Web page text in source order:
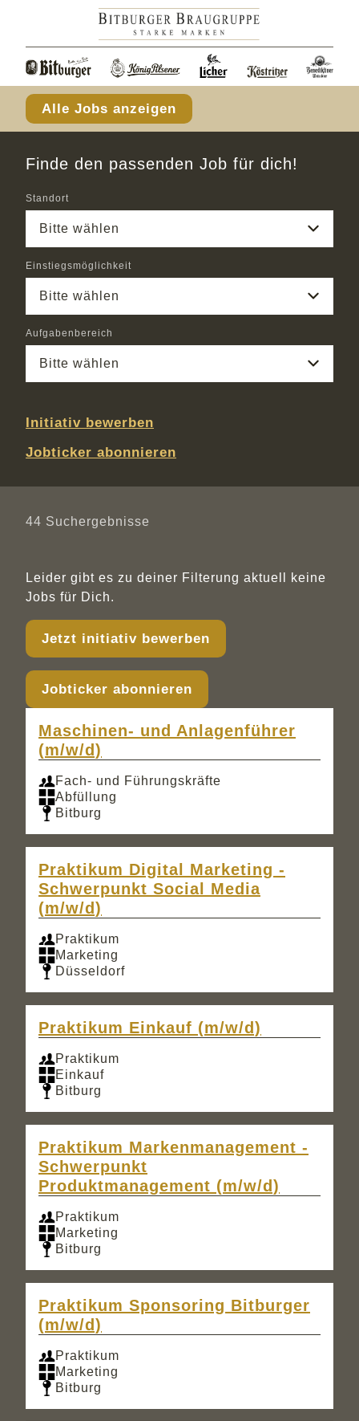
Alle Jobs anzeigen
Finde den passenden Job für dich!
Standort
Bitte wählen
Einstiegsmöglichkeit
Bitte wählen
Aufgabenbereich
Bitte wählen
Initiativ bewerben
Jobticker abonnieren
44 Suchergebnisse
Leider gibt es zu deiner Filterung aktuell keine
Jobs für Dich.
Jetzt initiativ bewerben
Jobticker abonnieren
Maschinen- und Anlagenführer
(m/w/d)
Fach- und Führungskräfte
Abfüllung
Bitburg
Praktikum Digital Marketing -
Schwerpunkt Social Media
(m/w/d)
Praktikum
Marketing
Düsseldorf
Praktikum Einkauf (m/w/d)
Praktikum
Einkauf
Bitburg
Praktikum Markenmanagement -
Schwerpunkt
Produktmanagement (m/w/d)
Praktikum
Marketing
Bitburg
Praktikum Sponsoring Bitburger
(m/w/d)
Praktikum
Marketing
Bitburg